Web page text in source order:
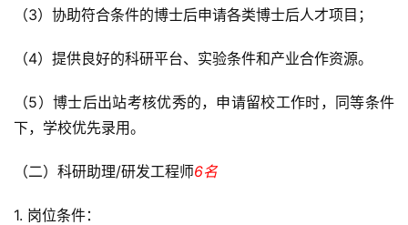
（3）协助符合条件的博士后申请各类博士后人才项目；
（4）提供良好的科研平台、实验条件和产业合作资源。
（5）博士后出站考核优秀的，申请留校工作时，同等条件
下，学校优先录用。
（二）科研助理/研发工程师6名
1. 岗位条件：